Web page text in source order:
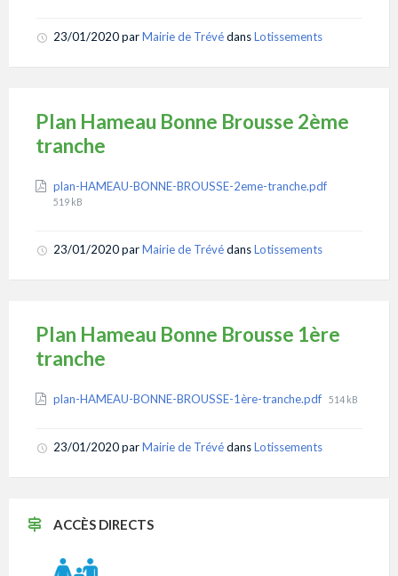
23/01/2020parMairie de TrévédansLotissements
Plan Hameau Bonne Brousse 2ème
tranche
Attachments
plan-HAMEAU-BONNE-BROUSSE-2eme-tranche.pdf
519 kB
23/01/2020parMairie de TrévédansLotissements
Plan Hameau Bonne Brousse 1ère
tranche
Attachments
plan-HAMEAU-BONNE-BROUSSE-1ère-tranche.pdf File
514 kB
23/01/2020parMairie de TrévédansLotissements
ACCÈS DIRECTS